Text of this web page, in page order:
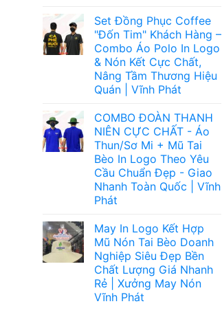
Set Đồng Phục Coffee
"Đốn Tim" Khách Hàng –
Combo Áo Polo In Logo
& Nón Kết Cực Chất,
Nâng Tầm Thương Hiệu
Quán | Vĩnh Phát
COMBO ĐOÀN THANH
NIÊN CỰC CHẤT - Áo
Thun/Sơ Mi + Mũ Tai
Bèo In Logo Theo Yêu
Cầu Chuẩn Đẹp - Giao
Nhanh Toàn Quốc | Vĩnh
Phát
May In Logo Kết Hợp
Mũ Nón Tai Bèo Doanh
Nghiệp Siêu Đẹp Bền
Chất Lượng Giá Nhanh
Rẻ | Xưởng May Nón
Vĩnh Phát